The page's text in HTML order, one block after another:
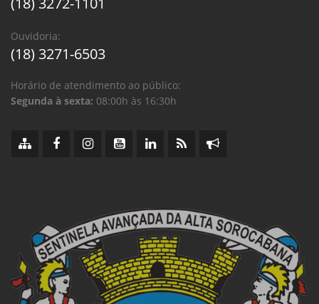
Ouvidoria:
(18) 3271-6503
Horário de atendimento ao público:
Segunda à sexta: 08:00h às 16:30h